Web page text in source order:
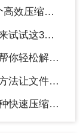
变小方法！
压缩方法！
轻松解决！
文件变小!
缩的方法！